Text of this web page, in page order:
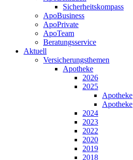
Sicherheitskompass
ApoBusiness
ApoPrivate
ApoTeam
Beratungsservice
Aktuell
Versicherungsthemen
Apotheke
2026
2025
Apotheke
Apotheke
2024
2023
2022
2020
2019
2018